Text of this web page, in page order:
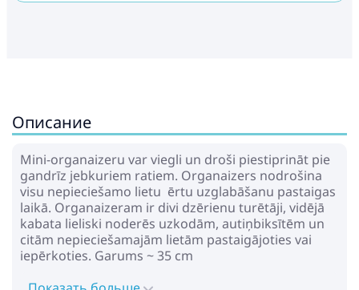
Описание
Mini-organaizeru var viegli un droši piestiprināt pie
gandrīz jebkuriem ratiem. Organaizers nodrošina
visu nepieciešamo lietu ērtu uzglabāšanu pastaigas
laikā. Organaizeram ir divi dzērienu turētāji, vidējā
kabata lieliski noderēs uzkodām, autiņbiksītēm un
citām nepieciešamajām lietām pastaigājoties vai
iepērkoties. Garums ~ 35 cm